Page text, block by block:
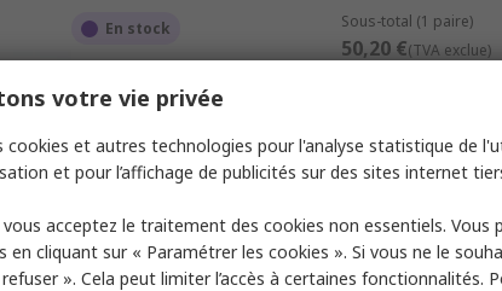
En stock
Non-Metallic Safety Shoes, UK
6, EU 39
N° de stock RS276-1755
Référence fabricantCF08-06
Sous-total (1 paire)
50,20 €(TVA exclue)
votre vie privée
cookies et autres technologies pour l'analyse statistique de
et pour l’affichage de publicités sur des sites internet
acceptez le traitement des cookies non essentiels. Vous
en cliquant sur « Paramétrer les cookies ». Si vous ne le
». Cela peut limiter l’accès à certaines fonctionnalités.